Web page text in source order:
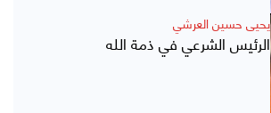
يحيى حسين العرشي
الرئيس الشرعي في ذمة الله